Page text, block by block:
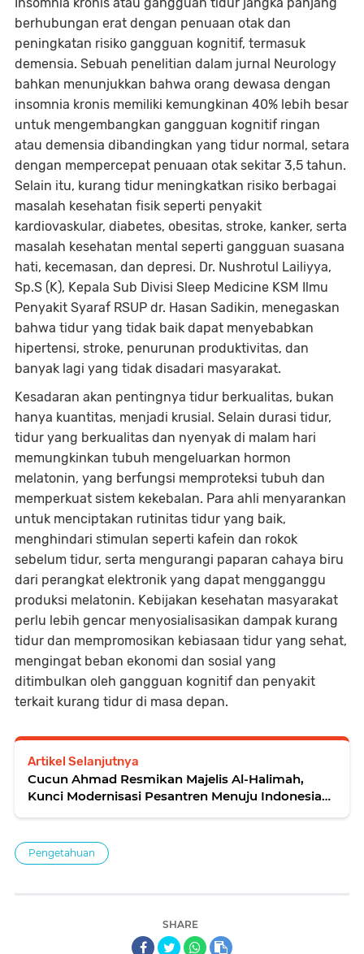
Insomnia kronis atau gangguan tidur jangka panjang
berhubungan erat dengan penuaan otak dan
peningkatan risiko gangguan kognitif, termasuk
demensia. Sebuah penelitian dalam jurnal Neurology
bahkan menunjukkan bahwa orang dewasa dengan
insomnia kronis memiliki kemungkinan 40% lebih besar
untuk mengembangkan gangguan kognitif ringan
atau demensia dibandingkan yang tidur normal, setara
dengan mempercepat penuaan otak sekitar 3,5 tahun.
Selain itu, kurang tidur meningkatkan risiko berbagai
masalah kesehatan fisik seperti penyakit
kardiovaskular, diabetes, obesitas, stroke, kanker, serta
masalah kesehatan mental seperti gangguan suasana
hati, kecemasan, dan depresi. Dr. Nushrotul Lailiyya,
Sp.S (K), Kepala Sub Divisi Sleep Medicine KSM Ilmu
Penyakit Syaraf RSUP dr. Hasan Sadikin, menegaskan
bahwa tidur yang tidak baik dapat menyebabkan
hipertensi, stroke, penurunan produktivitas, dan
banyak lagi yang tidak disadari masyarakat.
Kesadaran akan pentingnya tidur berkualitas, bukan
hanya kuantitas, menjadi krusial. Selain durasi tidur,
tidur yang berkualitas dan nyenyak di malam hari
memungkinkan tubuh mengeluarkan hormon
melatonin, yang berfungsi memproteksi tubuh dan
memperkuat sistem kekebalan. Para ahli menyarankan
untuk menciptakan rutinitas tidur yang baik,
menghindari stimulan seperti kafein dan rokok
sebelum tidur, serta mengurangi paparan cahaya biru
dari perangkat elektronik yang dapat mengganggu
produksi melatonin. Kebijakan kesehatan masyarakat
perlu lebih gencar menyosialisasikan dampak kurang
tidur dan mempromosikan kebiasaan tidur yang sehat,
mengingat beban ekonomi dan sosial yang
ditimbulkan oleh gangguan kognitif dan penyakit
terkait kurang tidur di masa depan.
Artikel Selanjutnya
Cucun Ahmad Resmikan Majelis Al-Halimah,
Kunci Modernisasi Pesantren Menuju Indonesia
Pengetahuan
SHARE